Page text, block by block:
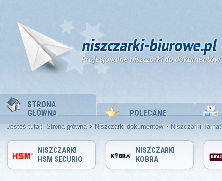
STRONA
GŁÓWNA
POLECANE
NISZCZARKI
HSM SECURIO
NISZCZARKI
KOBRA
Jesteś tutaj: Strona główna Niszczarki dokumentów Niszczarki